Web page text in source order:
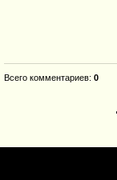
Всего комментариев: 0